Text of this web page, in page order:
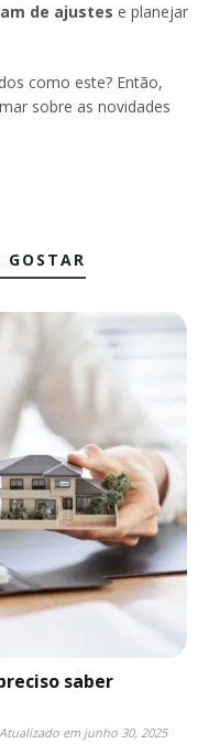
de ajustes e planejar
como este? Então,
sobre as novidades
GOSTAR
saber
emjunho 30, 2025